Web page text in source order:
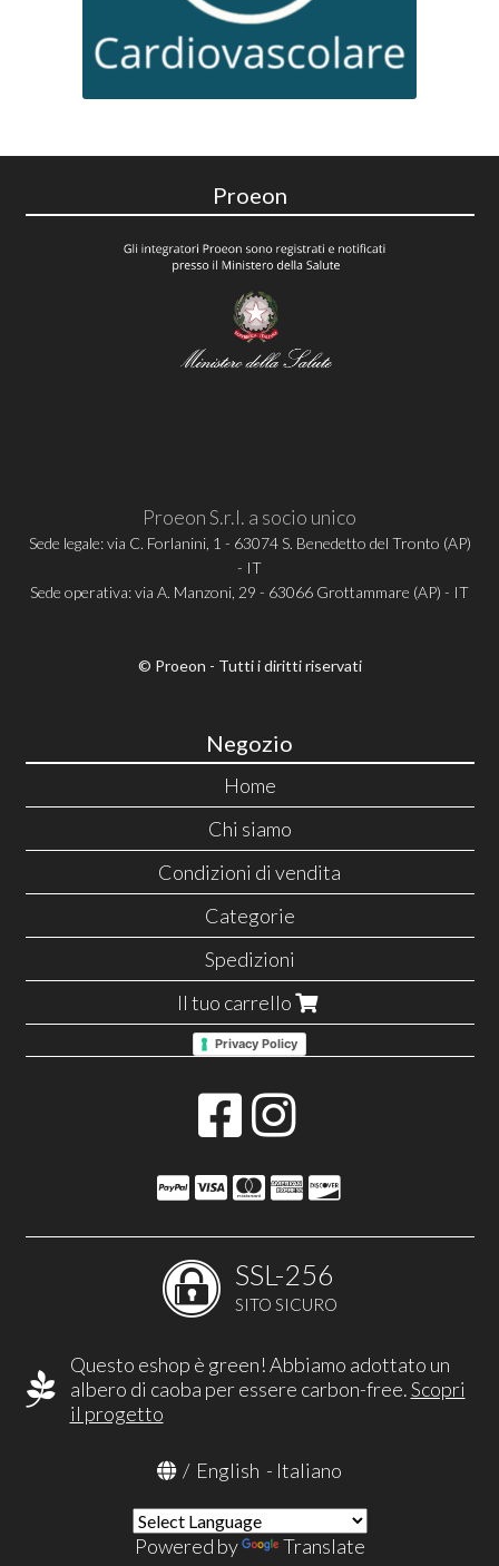
Proeon
Proeon S.r.l. a socio unico
Sede legale: via C. Forlanini, 1 - 63074 S. Benedetto del Tronto (AP)
- IT
Sede operativa: via A. Manzoni, 29 - 63066 Grottammare (AP) - IT
© Proeon - Tutti i diritti riservati
Negozio
Home
Chi siamo
Condizioni di vendita
Categorie
Spedizioni
Il tuo carrello
Privacy Policy
SSL-256
SITO SICURO
Questo eshop è green! Abbiamo adottato un
albero di caoba per essere carbon-free.Scopri
il progetto
/ English - Italiano
Powered by Translate